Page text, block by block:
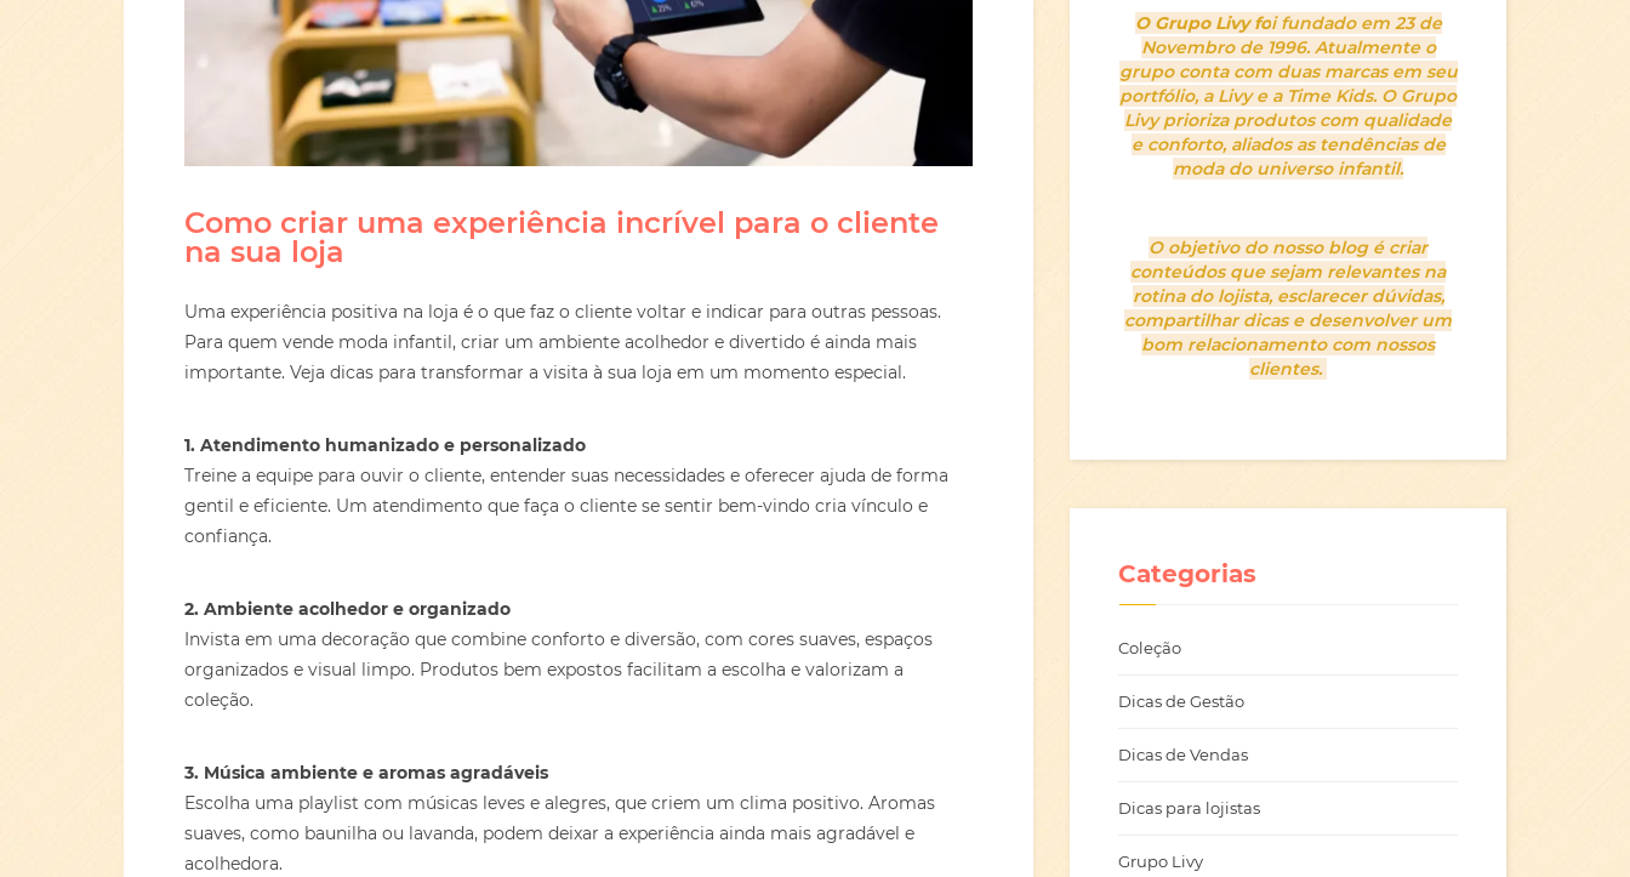
Como criar uma experiência incrível para o cliente
na sua loja
Uma experiência positiva na loja é o que faz o cliente voltar e indicar para outras pessoas.
Para quem vende moda infantil, criar um ambiente acolhedor e divertido é ainda mais
importante. Veja dicas para transformar a visita à sua loja em um momento especial.
1. Atendimento humanizado e personalizado
Treine a equipe para ouvir o cliente, entender suas necessidades e oferecer ajuda de forma
gentil e eficiente. Um atendimento que faça o cliente se sentir bem-vindo cria vínculo e
confiança.
2. Ambiente acolhedor e organizado
Invista em uma decoração que combine conforto e diversão, com cores suaves, espaços
organizados e visual limpo. Produtos bem expostos facilitam a escolha e valorizam a
coleção.
3. Música ambiente e aromas agradáveis
Escolha uma playlist com músicas leves e alegres, que criem um clima positivo. Aromas
suaves, como baunilha ou lavanda, podem deixar a experiência ainda mais agradável e
acolhedora.
O Grupo Livy foi fundado em 23 de
Novembro de 1996. Atualmente o
grupo conta com duas marcas em seu
portfólio, a Livy e a Time Kids. O Grupo
Livy prioriza produtos com qualidade
e conforto, aliados as tendências de
moda do universo infantil.
O objetivo do nosso blog é criar
conteúdos que sejam relevantes na
rotina do lojista, esclarecer dúvidas,
compartilhar dicas e desenvolver um
bom relacionamento com nossos
clientes.
Categorias
Coleção
Dicas de Gestão
Dicas de Vendas
Dicas para lojistas
Grupo Livy